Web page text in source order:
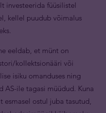
investeerida füüsilistel
kellel puudub võimalus
eeldab, et münt on
kollektsionääri või
isiku omanduses ning
AS-ile tagasi müüdud. Kuna
esmasel ostul juba tasutud,